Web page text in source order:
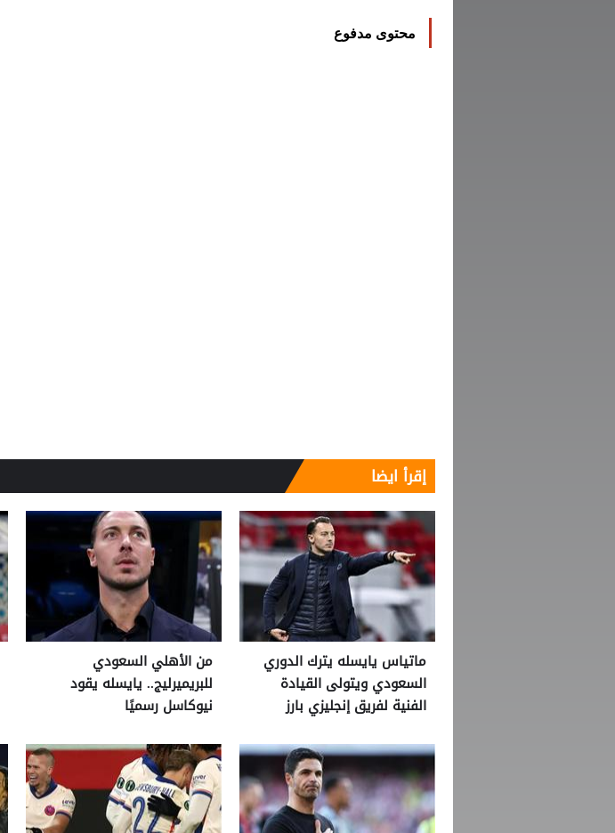
محتوى مدفوع
إقرأ ايضا
ماتياس يايسله يترك الدوري
السعودي ويتولى القيادة
الفنية لفريق إنجليزي بارز
من الأهلي السعودي
للبريميرليج.. يايسله يقود
نيوكاسل رسميًا